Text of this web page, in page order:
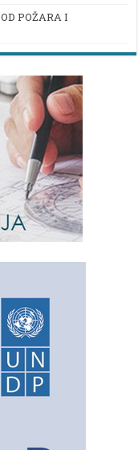
POŽARA I